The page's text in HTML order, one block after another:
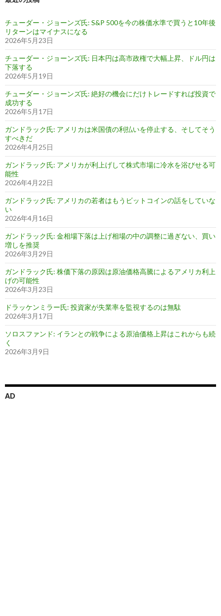
チューダー・ジョーンズ氏: S&P 500を今の株価水準で買うと10年後
リターンはマイナスになる
2026年5月23日
チューダー・ジョーンズ氏: 日本円は高市政権で大幅上昇、ドル円は
下落する
2026年5月19日
チューダー・ジョーンズ氏: 絶好の機会にだけトレードすれば投資で
成功する
2026年5月17日
ガンドラック氏: アメリカは米国債の利払いを停止する、そしてそう
すべきだ
2026年4月25日
ガンドラック氏: アメリカが利上げして株式市場に冷水を浴びせる可
能性
2026年4月22日
ガンドラック氏: アメリカの若者はもうビットコインの話をしていな
い
2026年4月16日
ガンドラック氏: 金相場下落は上げ相場の中の調整に過ぎない、買い
増しを推奨
2026年3月29日
ガンドラック氏: 株価下落の原因は原油価格高騰によるアメリカ利上
げの可能性
2026年3月23日
ドラッケンミラー氏: 投資家が失業率を監視するのは無駄
2026年3月17日
ソロスファンド: イランとの戦争による原油価格上昇はこれからも続
く
2026年3月9日
AD